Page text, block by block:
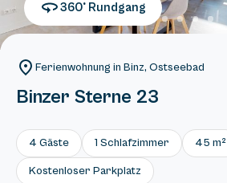
360° Rundgang
Ferienwohnung in Binz, Ostseebad
Binzer Sterne 23
4 Gäste 1 Schlafzimmer 45 m²
Kostenloser Parkplatz